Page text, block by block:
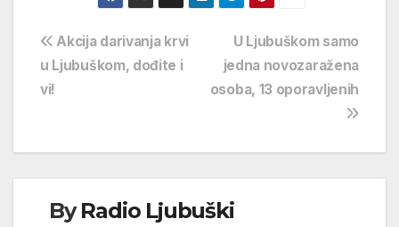
Navigacija
objava
U Ljubuškom samo
jedna novozaražena
osoba, 13 oporavljenih
Akcija darivanja krvi
u Ljubuškom, dođite i
vi!
ByRadio Ljubuški